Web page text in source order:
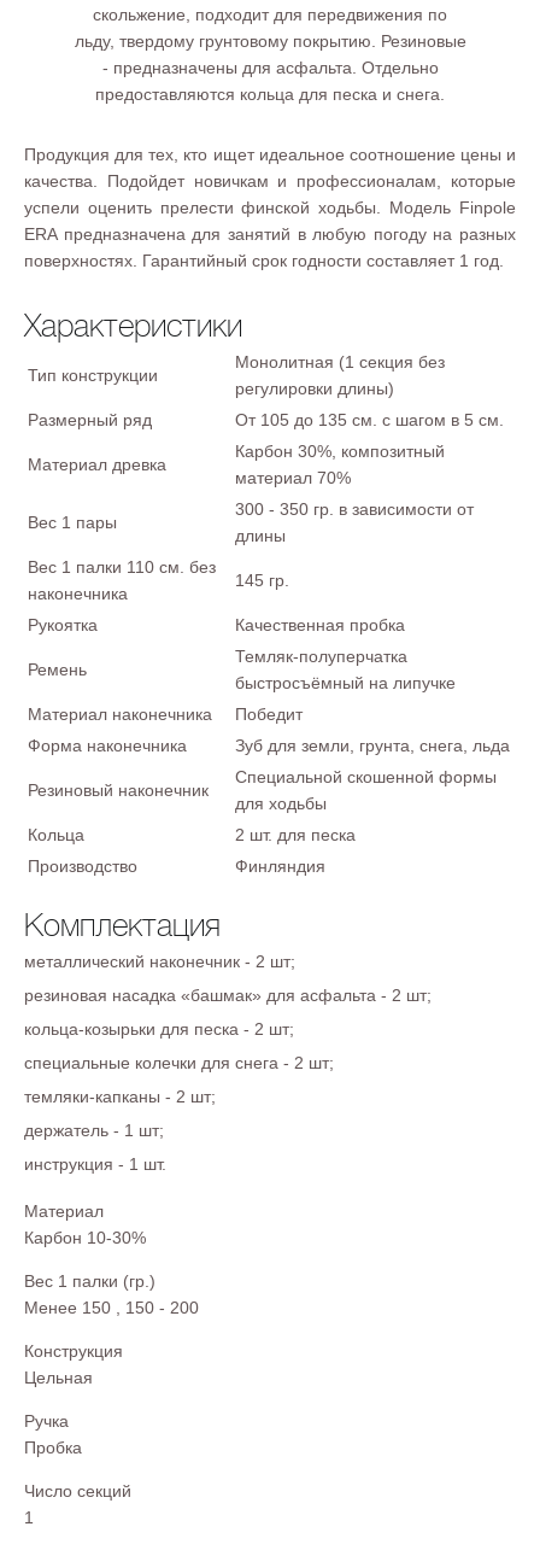
скольжение, подходит для передвижения по
льду, твердому грунтовому покрытию. Резиновые
- предназначены для асфальта. Отдельно
предоставляются кольца для песка и снега.
Продукция для тех, кто ищет идеальное соотношение цены и
качества. Подойдет новичкам и профессионалам, которые
успели оценить прелести финской ходьбы. Модель Finpole
ERA предназначена для занятий в любую погоду на разных
поверхностях. Гарантийный срок годности составляет 1 год.
Характеристики
Тип конструкции
Монолитная (1 секция без
регулировки длины)
Размерный ряд
От 105 до 135 см. с шагом в 5 см.
Материал древка
Карбон 30%, композитный
материал 70%
Вес 1 пары
300 - 350 гр. в зависимости от
длины
Вес 1 палки 110 см. без
наконечника
145 гр.
Рукоятка Качественная пробка
Ремень
Темляк-полуперчатка
быстросъёмный на липучке
Материал наконечника
Победит
Форма наконечника
Зуб для земли, грунта, снега, льда
Резиновый наконечник
Специальной скошенной формы
для ходьбы
Кольца
2 шт. для песка
Производство
Финляндия
Комплектация
металлический наконечник - 2 шт;
резиновая насадка «башмак» для асфальта - 2 шт;
кольца-козырьки для песка - 2 шт;
специальные колечки для снега - 2 шт;
темляки-капканы - 2 шт;
держатель - 1 шт;
инструкция - 1 шт.
Материал
Карбон 10-30%
Вес 1 палки (гр.)
Менее 150
150 - 200
Конструкция
Цельная
Ручка
Пробка
Число секций
1